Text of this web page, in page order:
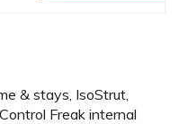
& stays, IsoStrut,
Freak internal